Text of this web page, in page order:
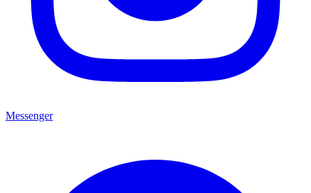
Messenger